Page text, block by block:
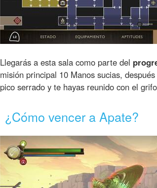
Llegarás a esta sala como parte del
misión principal 10 Manos sucias,
pico serrado y te hayas reunido con el
¿Cómo vencer a Apate?